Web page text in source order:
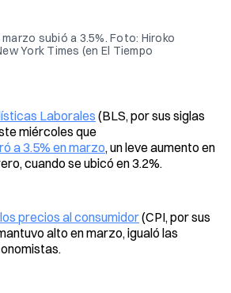
subió a 3.5%. Foto: Hiroko
York Times (en El Tiempo
Laborales(BLS, por sus siglas
miércoles que
a 3.5% en marzo, un leve aumento en
cuando se ubicó en 3.2%.
precios al consumidor(CPI, por sus
alto en marzo, igualó las